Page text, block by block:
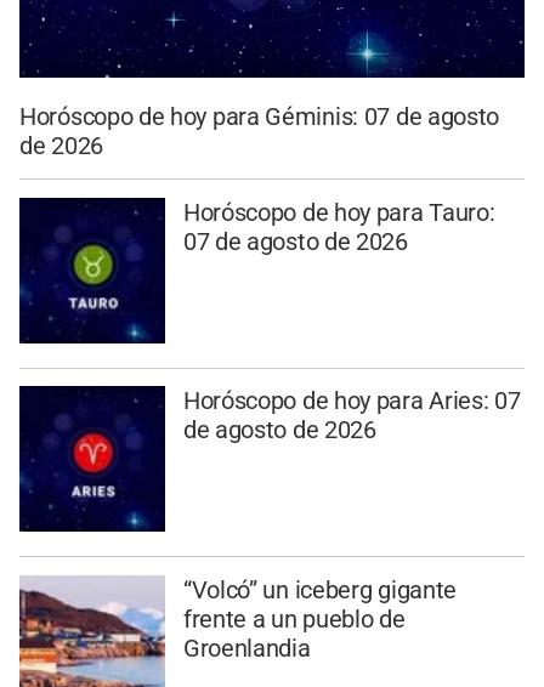
Horóscopo de hoy para Géminis: 07 de agosto
de 2026
Horóscopo de hoy para Tauro:
07 de agosto de 2026
Horóscopo de hoy para Aries: 07
de agosto de 2026
“Volcó” un iceberg gigante
frente a un pueblo de
Groenlandia